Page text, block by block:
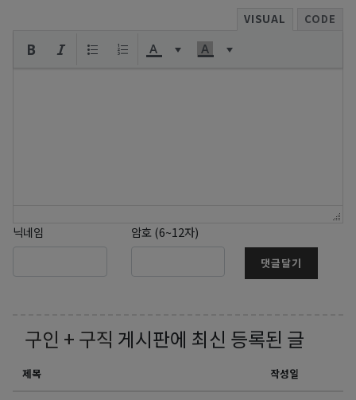
VISUAL CODE
닉네임 암호 (6~12자)
댓글달기
구인 + 구직 게시판에 최신 등록된 글
제목 작성일